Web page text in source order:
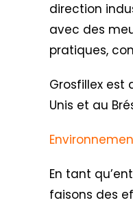
direction
avec des
pratiques,
Grosfillex est
Unis et au
En tant
faisons des